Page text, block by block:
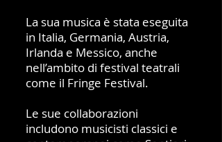
La sua musica è stata eseguita
in Italia, Germania, Austria,
Irlanda e Messico, anche
nell’ambito di festival teatrali
come il Fringe Festival.
Le sue collaborazioni
includono musicisti classici e